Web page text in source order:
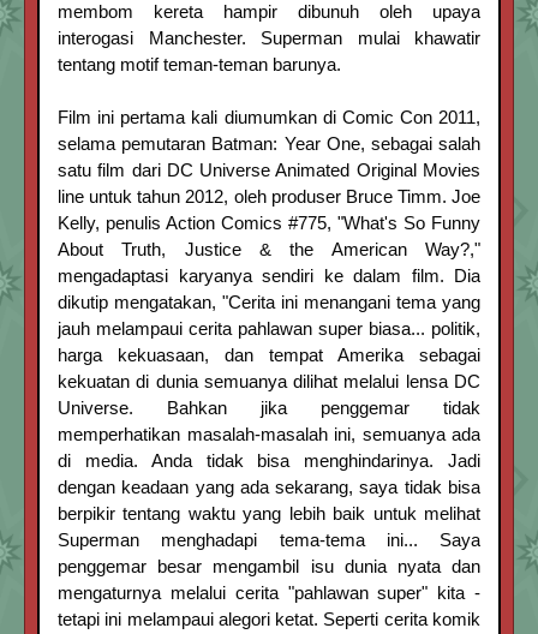
membom kereta hampir dibunuh oleh upaya
interogasi Manchester. Superman mulai khawatir
tentang motif teman-teman barunya.
Film ini pertama kali diumumkan di Comic Con 2011,
selama pemutaran Batman: Year One, sebagai salah
satu film dari DC Universe Animated Original Movies
line untuk tahun 2012, oleh produser Bruce Timm. Joe
Kelly, penulis Action Comics #775, "What's So Funny
About Truth, Justice & the American Way?,"
mengadaptasi karyanya sendiri ke dalam film. Dia
dikutip mengatakan, "Cerita ini menangani tema yang
jauh melampaui cerita pahlawan super biasa... politik,
harga kekuasaan, dan tempat Amerika sebagai
kekuatan di dunia semuanya dilihat melalui lensa DC
Universe. Bahkan jika penggemar tidak
memperhatikan masalah-masalah ini, semuanya ada
di media. Anda tidak bisa menghindarinya. Jadi
dengan keadaan yang ada sekarang, saya tidak bisa
berpikir tentang waktu yang lebih baik untuk melihat
Superman menghadapi tema-tema ini... Saya
penggemar besar mengambil isu dunia nyata dan
mengaturnya melalui cerita "pahlawan super" kita -
tetapi ini melampaui alegori ketat. Seperti cerita komik